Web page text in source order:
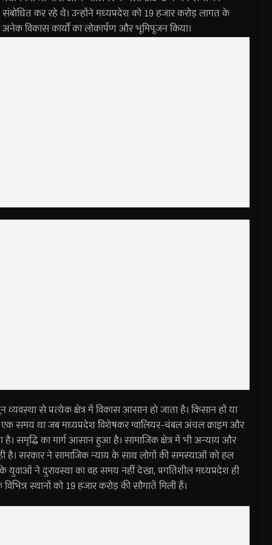
संबोधित कर रहे थे। उन्होंने मध्यप्रदेश को 19 हजार करोड़ लागत के
अनेक विकास कार्यों का लोकार्पण और भूमिपूजन किया।
से प्रत्येक क्षेत्र में विकास आसान हो जाता है। किसान हों या
समय था जब मध्यप्रदेश विशेषकर ग्वालियर-चंबल अंचल क्राइम और
समृद्धि का मार्ग आसान हुआ है। सामाजिक क्षेत्र में भी अन्याय और
है। सरकार ने सामाजिक न्याय के साथ लोगों की समस्याओं को हल
ने दुरावस्था का वह समय नहीं देखा, प्रगतिशील मध्यप्रदेश ही
स्थानों को 19 हजार करोड़ की सौगातें मिली हैं।